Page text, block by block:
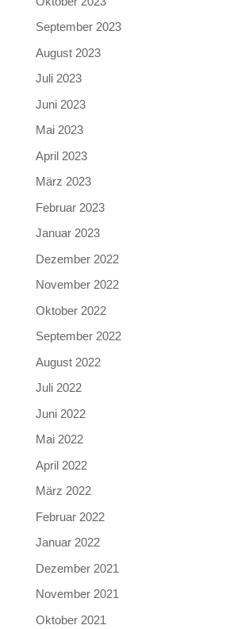
September 2023
August 2023
Juli 2023
Juni 2023
Mai 2023
April 2023
März 2023
Februar 2023
Januar 2023
Dezember 2022
November 2022
Oktober 2022
September 2022
August 2022
Juli 2022
Juni 2022
Mai 2022
April 2022
März 2022
Februar 2022
Januar 2022
Dezember 2021
November 2021
Oktober 2021